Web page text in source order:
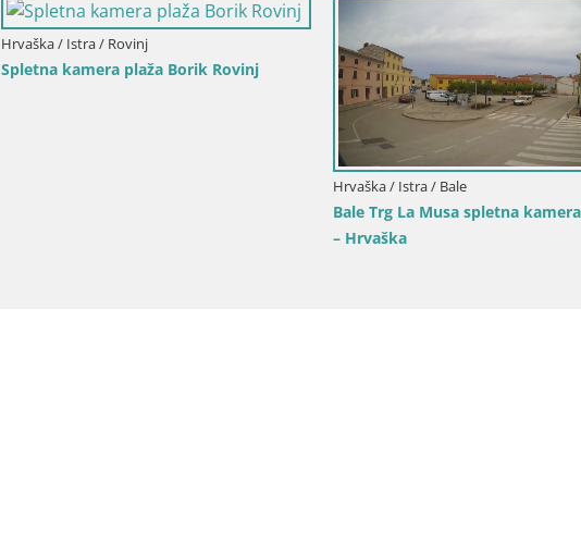
Hrvaška / Istra / Rovinj
Spletna kamera plaža Borik Rovinj
Hrvaška / Istra / Bale
Bale Trg La Musa spletna
– Hrvaška